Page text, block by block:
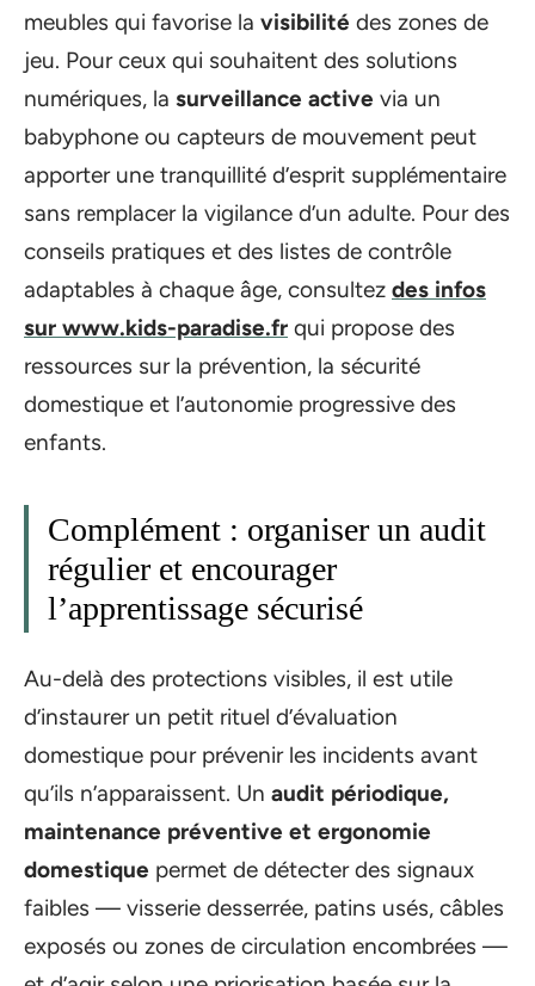
meubles qui favorise la visibilité des zones de
jeu. Pour ceux qui souhaitent des solutions
numériques, la surveillance active via un
babyphone ou capteurs de mouvement peut
apporter une tranquillité d’esprit supplémentaire
sans remplacer la vigilance d’un adulte. Pour des
conseils pratiques et des listes de contrôle
adaptables à chaque âge, consultez des infos
sur www.kids-paradise.fr qui propose des
ressources sur la prévention, la sécurité
domestique et l’autonomie progressive des
enfants.
Complément : organiser un audit
régulier et encourager
l’apprentissage sécurisé
Au-delà des protections visibles, il est utile
d’instaurer un petit rituel d’évaluation
domestique pour prévenir les incidents avant
qu’ils n’apparaissent. Un audit périodique,
maintenance préventive et ergonomie
domestique permet de détecter des signaux
faibles — visserie desserrée, patins usés, câbles
exposés ou zones de circulation encombrées —